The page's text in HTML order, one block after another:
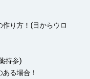
り方！(目からウロ
持参)
る場合！